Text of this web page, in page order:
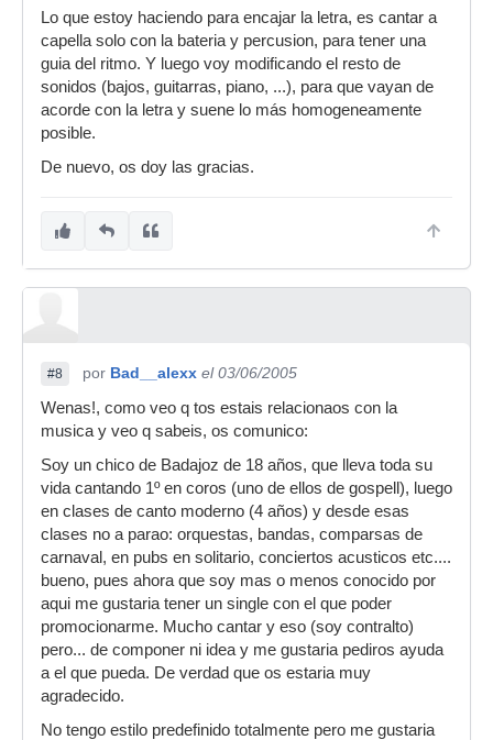
Lo que estoy haciendo para encajar la letra, es cantar a
capella solo con la bateria y percusion, para tener una
guia del ritmo. Y luego voy modificando el resto de
sonidos (bajos, guitarras, piano, ...), para que vayan de
acorde con la letra y suene lo más homogeneamente
posible.
De nuevo, os doy las gracias.
#8 por Bad__alexx el 03/06/2005
Wenas!, como veo q tos estais relacionaos con la
musica y veo q sabeis, os comunico:
Soy un chico de Badajoz de 18 años, que lleva toda su
vida cantando 1º en coros (uno de ellos de gospell), luego
en clases de canto moderno (4 años) y desde esas
clases no a parao: orquestas, bandas, comparsas de
carnaval, en pubs en solitario, conciertos acusticos etc....
bueno, pues ahora que soy mas o menos conocido por
aqui me gustaria tener un single con el que poder
promocionarme. Mucho cantar y eso (soy contralto)
pero... de componer ni idea y me gustaria pediros ayuda
a el que pueda. De verdad que os estaria muy
agradecido.
No tengo estilo predefinido totalmente pero me gustaria